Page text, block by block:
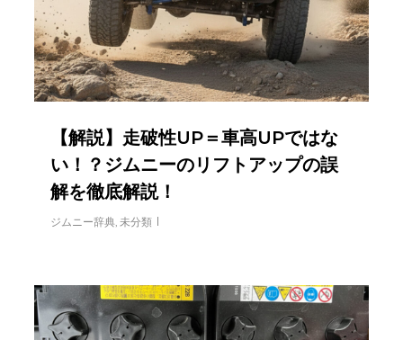
【解説】走破性UP＝車高UPではな
い！？ジムニーのリフトアップの誤
解を徹底解説！
ジムニー辞典,未分類